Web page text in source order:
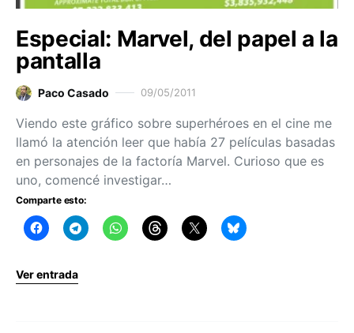
Especial: Marvel, del papel a la
pantalla
Paco Casado 09/05/2011
Viendo este gráfico sobre superhéroes en el cine me
llamó la atención leer que había 27 películas basadas
en personajes de la factoría Marvel. Curioso que es
uno, comencé investigar…
Comparte esto:
Ver entrada